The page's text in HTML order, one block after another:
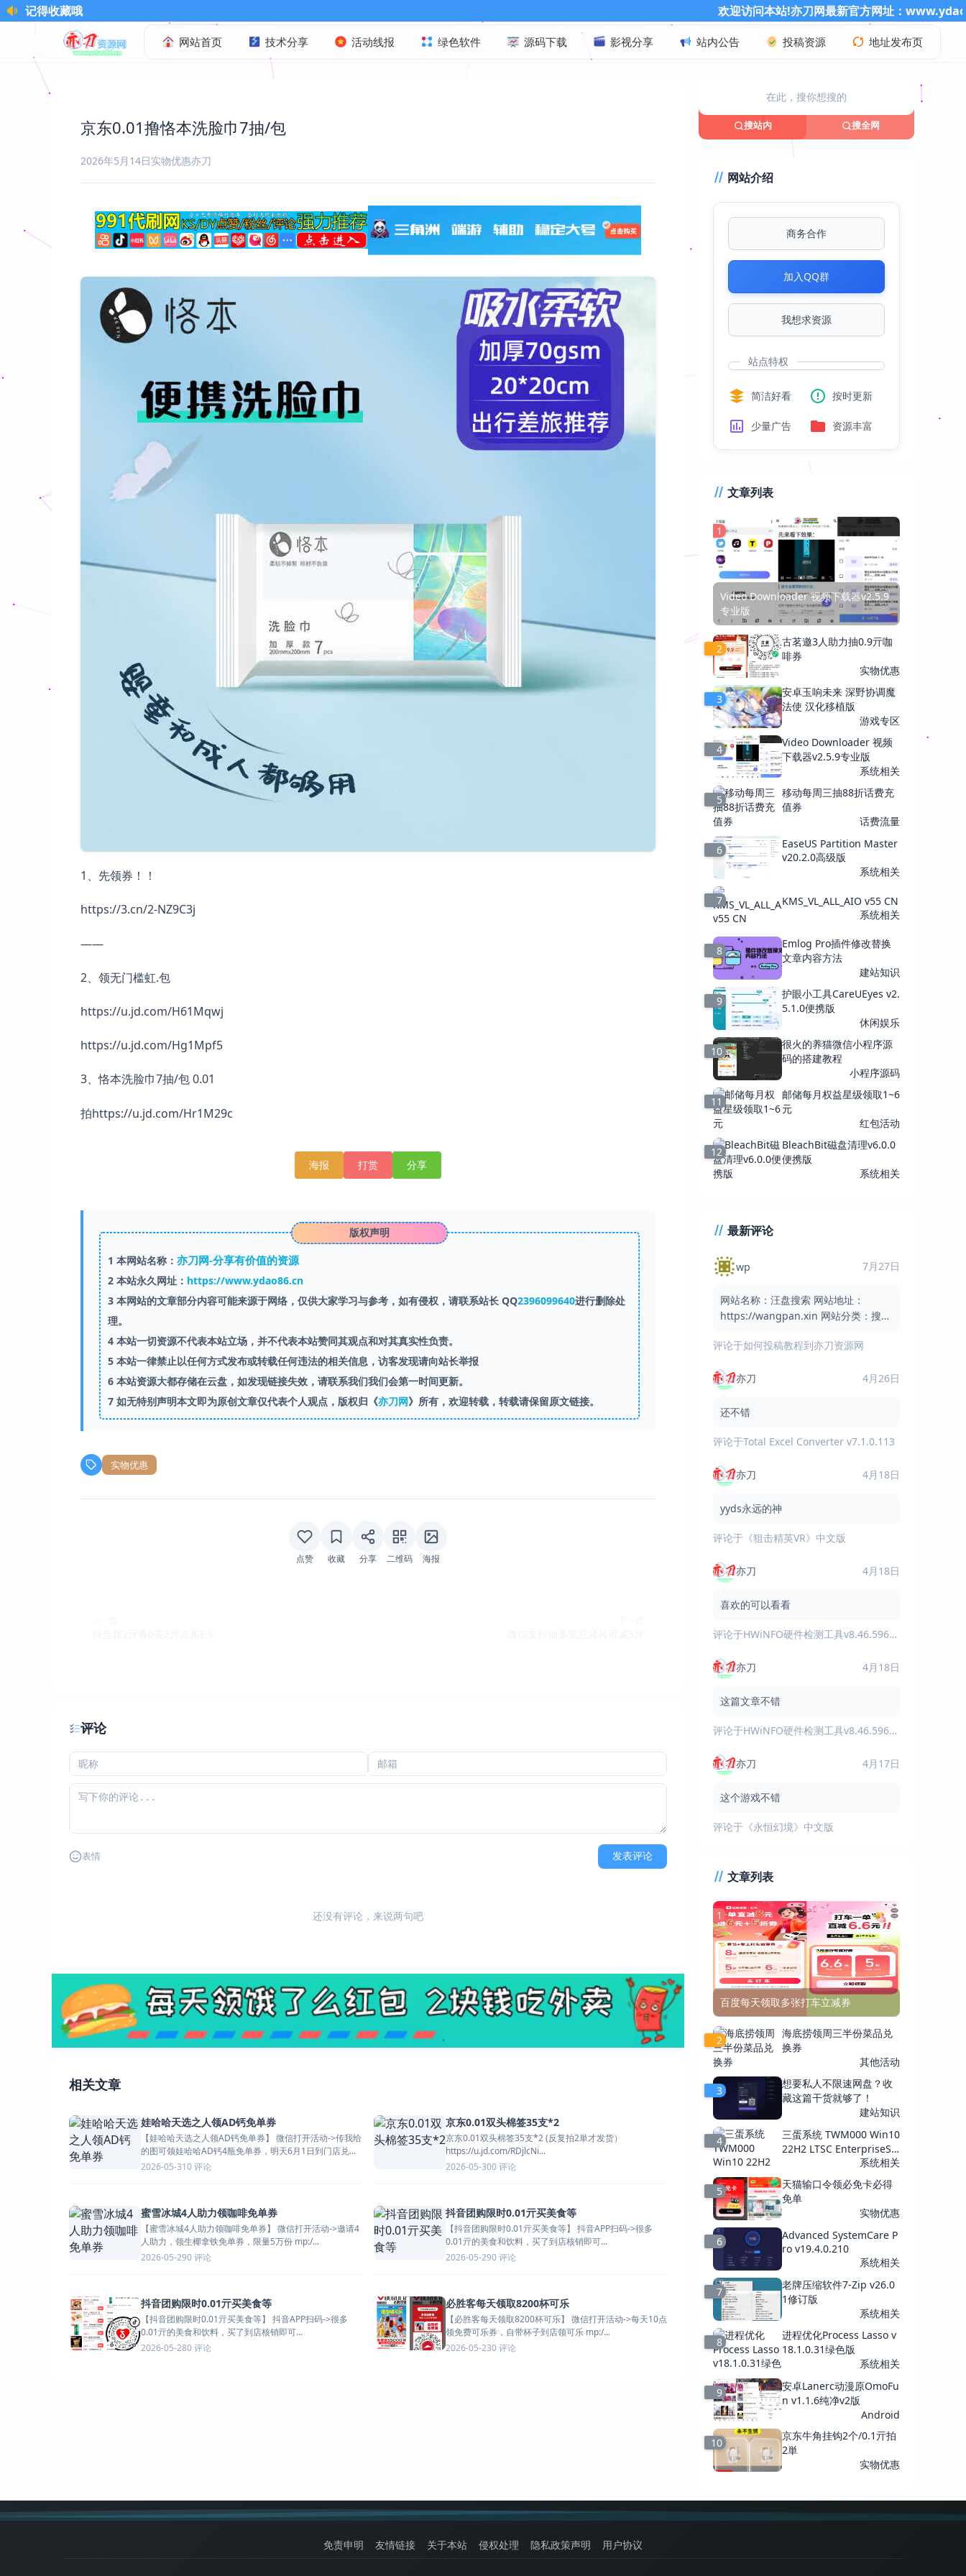
欢迎访问本站!亦刀网最新官方网址：www.ydao86.cn 记得收藏哦
网站首页 技术分享 活动线报 绿色软件 源码下载 影视分享 站内公告 投稿资源 地址发布页
京东0.01撸恪本洗脸巾7抽/包
2026年5月14日实物优惠亦刀
1、先领券！！
https://3.cn/2-NZ9C3j
——
2、领无门槛虹.包
https://u.jd.com/H61Mqwj
https://u.jd.com/Hg1Mpf5
3、恪本洗脸巾7抽/包 0.01
拍https://u.jd.com/Hr1M29c
海报 打赏 分享
版权声明
1 本网站名称： 亦刀网-分享有价值的资源
2本站永久网址： https://www.ydao86.cn
3本网站的文章部分内容可能来源于网络，仅供大家学习与参考，如有侵权，请联系站长 QQ2396099640进行删除处
理。
4本站一切资源不代表本站立场，并不代表本站赞同其观点和对其真实性负责。
5本站一律禁止以任何方式发布或转载任何违法的相关信息，访客发现请向站长举报
6本站资源大都存储在云盘，如发现链接失效，请联系我们我们会第一时间更新。
7如无特别声明本文即为原创文章仅代表个人观点，版权归《亦刀网》所有，欢迎转载，转载请保留原文链接。
实物优惠
点赞 收藏 分享 二维码 海报
评论
表情 发表评论
还没有评论，来说两句吧
相关文章
娃哈哈天选之人领AD钙免单券
【娃哈哈天选之人领AD钙免单券】 微信打开活动->传我给
的图可领娃哈哈AD钙4瓶免单券，明天6月1日到门店兑...
2026-05-310 评论
京东0.01双头棉签35支*2
京东0.01双头棉签35支*2 (反复拍2単才发货）
https://u.jd.com/RDjlcNi...
2026-05-300 评论
蜜雪冰城4人助力领咖啡免单券
【蜜雪冰城4人助力领咖啡免单券】 微信打开活动->邀请4
人助力，领生椰拿铁免单券，限量5万份 mp:/...
2026-05-290 评论
抖音团购限时0.01亓买美食等
【抖音团购限时0.01亓买美食等】 抖音APP扫码->很多
0.01亓的美食和饮料，买了到店核销即可...
2026-05-290 评论
抖音团购限时0.01亓买美食等
【抖音团购限时0.01亓买美食等】 抖音APP扫码->很多
0.01亓的美食和饮料，买了到店核销即可...
2026-05-280 评论
必胜客每天领取8200杯可乐
【必胜客每天领取8200杯可乐】 微信打开活动->每天10点
领免费可乐券，自带杯子到店领可乐 mp:/...
2026-05-230 评论
搜站内 搜全网
网站介绍
商务合作
加入QQ群
我想求资源
站点特权
简洁好看 按时更新
少量广告 资源丰富
文章列表
1
Video Downloader 视频下载器v2.5.9
专业版
2
古茗邀3人助力抽0.9亓咖
啡券
实物优惠
3
安卓玉响未来 深野协调魔
法使 汉化移植版
游戏专区
4
Video Downloader 视频
下载器v2.5.9专业版
系统相关
5
移动每周三抽88折话费充
值券
话费流量
6
EaseUS Partition Master
v20.2.0高级版
系统相关
7
KMS_VL_ALL_AIO v55 CN
系统相关
8
Emlog Pro插件修改替换
文章内容方法
建站知识
9
护眼小工具CareUEyes v2.
5.1.0便携版
休闲娱乐
10
很火的养猫微信小程序源
码的搭建教程
小程序源码
11
邮储每月权益星级领取1~6
元
红包活动
12
BleachBit磁盘清理v6.0.0
便携版
系统相关
最新评论
wp 7月27日
网站名称：汪盘搜索 网站地址：
https://wangpan.xin 网站分类：搜索
汪盘搜索是一个免费的网盘资
评论于如何投稿教程到亦刀资源网
亦刀 4月26日
还不错
评论于Total Excel Converter v7.1.0.113
亦刀 4月18日
yyds永远的神
评论于 《狙击精英VR》中文版
亦刀 4月18日
喜欢的可以看看
评论于HWiNFO硬件检测工具v8.46.5960绿色版
亦刀 4月18日
这篇文章不错
评论于HWiNFO硬件检测工具v8.46.5960绿色版
亦刀 4月17日
这个游戏不错
评论于 《永恒幻境》中文版
文章列表
1
百度每天领取多张打车立减券
2
海底捞领周三半份菜品兑
换券
其他活动
3
想要私人不限速网盘？收
藏这篇干货就够了！
建站知识
4
三蛋系统 TWM000 Win10
22H2 LTSC EnterpriseS 1
系统相关
5
天猫输口令领必免卡必得
免单
实物优惠
6
Advanced SystemCare P
ro v19.4.0.210
系统相关
7
老牌压缩软件7-Zip v26.0
1修订版
系统相关
8
进程优化Process Lasso v
18.1.0.31绿色版
系统相关
9
安卓Lanerc动漫原OmoFu
n v1.1.6纯净v2版
Android
10
京东牛角挂钩2个/0.1亓拍
2単
实物优惠
免责申明 友情链接 关于本站 侵权处理 隐私政策声明 用户协议